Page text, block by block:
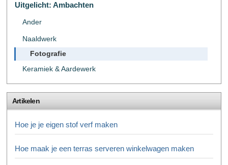
Uitgelicht: Ambachten
Ander
Naaldwerk
Fotografie
Keramiek & Aardewerk
Artikelen
Hoe je je eigen stof verf maken
Hoe maak je een terras serveren winkelwagen maken